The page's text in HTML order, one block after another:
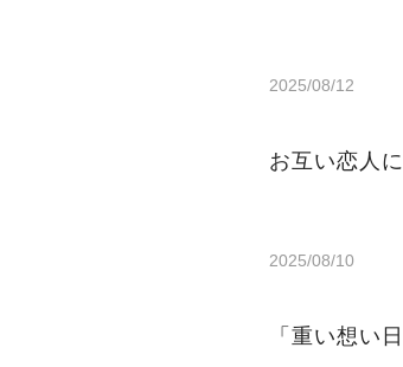
2025/08/12
お互い恋人
2025/08/10
「重い想い